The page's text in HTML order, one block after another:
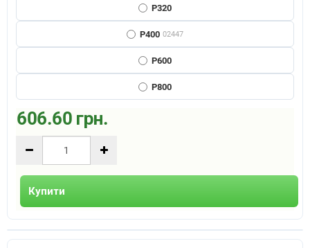
P320
P400 02447
P600
P800
606.60 грн.
Купити